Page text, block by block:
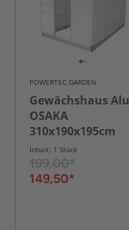
POWERTEC GARDEN
Gewächshaus Alu
OSAKA
310x190x195cm
Inhalt: 1 Stück
149,50*